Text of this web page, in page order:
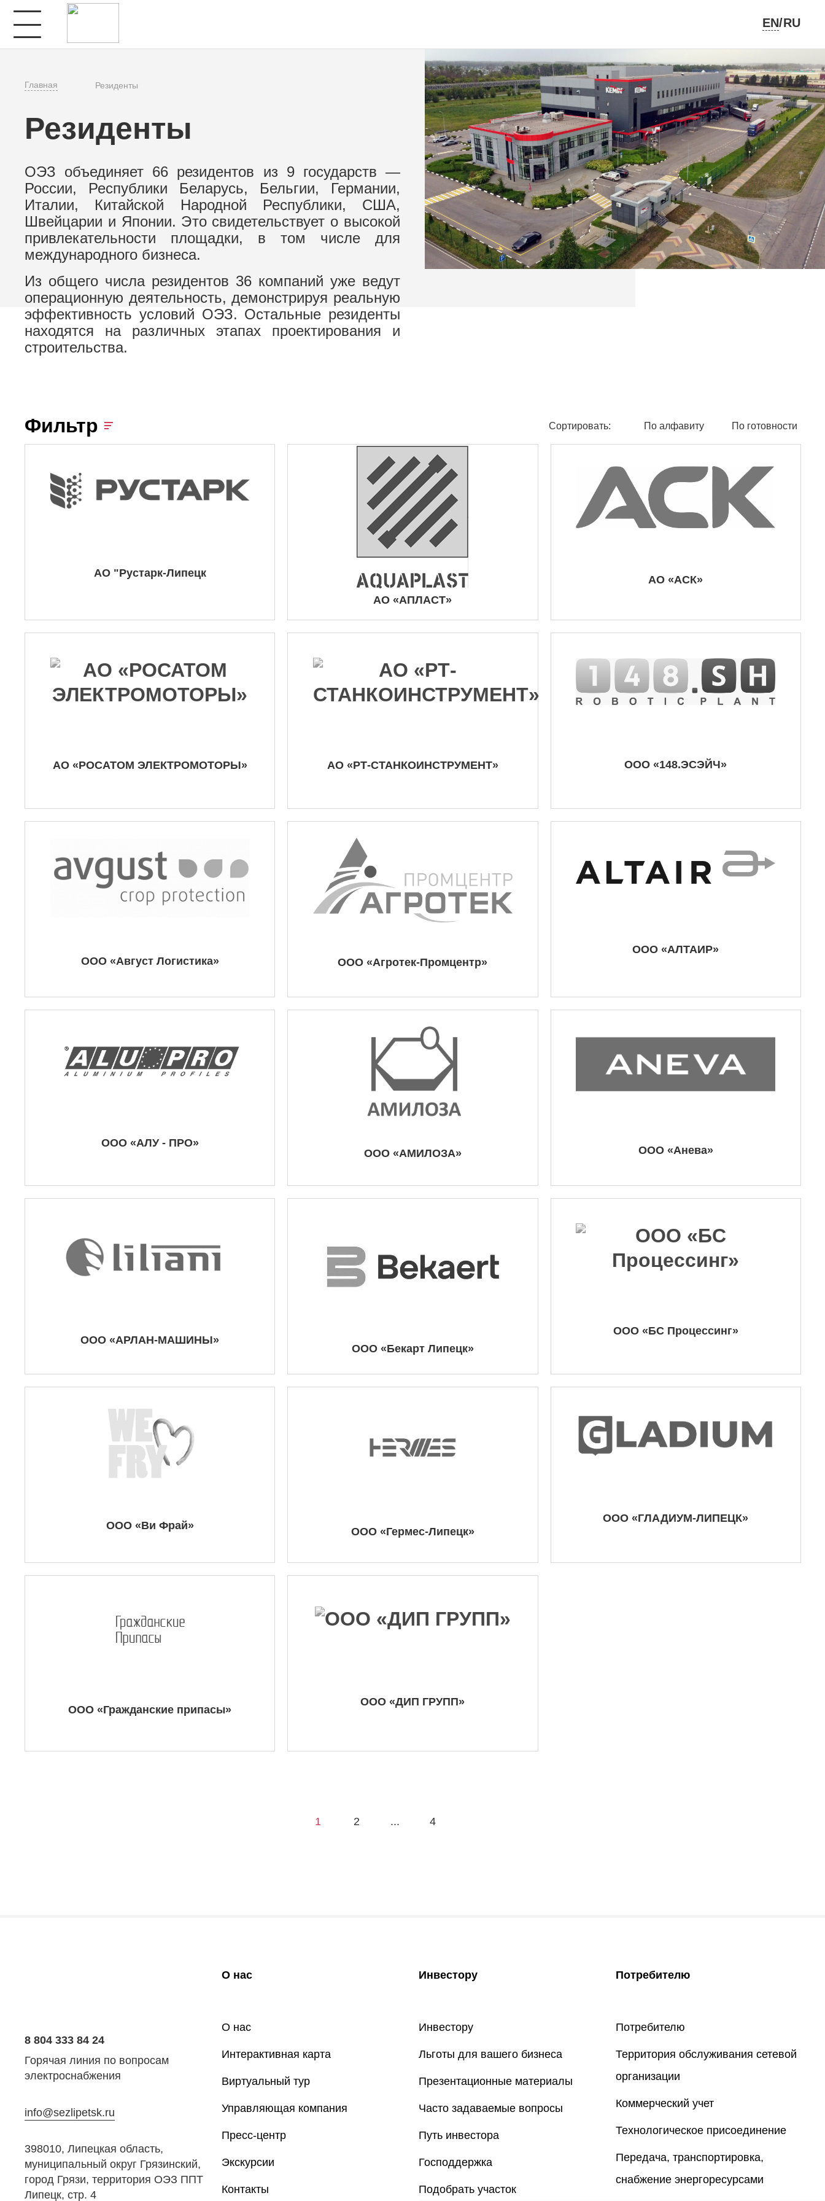
EN/RU
Главная Резиденты
Резиденты
ОЭЗ объединяет 66 резидентов из 9 государств —
России, Республики Беларусь, Бельгии, Германии,
Италии, Китайской Народной Республики, США,
Швейцарии и Японии. Это свидетельствует о высокой
привлекательности площадки, в том числе для
международного бизнеса.
Из общего числа резидентов 36 компаний уже ведут
операционную деятельность, демонстрируя реальную
эффективность условий ОЭЗ. Остальные резиденты
находятся на различных этапах проектирования и
строительства.
Фильтр Сортировать: По алфавиту По готовности
АО "Рустарк-Липецк
АО «АПЛАСТ»
АО «АСК»
АО «РОСАТОМ ЭЛЕКТРОМОТОРЫ» АО «РТ-СТАНКОИНСТРУМЕНТ» ООО «148.ЭСЭЙЧ»
ООО «Август Логистика» ООО «Агротек-Промцентр»
ООО «АЛТАИР»
ООО «АЛУ - ПРО»
ООО «АМИЛОЗА»
ООО «Анева»
ООО «АРЛАН-МАШИНЫ»
ООО «Бекарт Липецк»
ООО «БС Процессинг»
ООО «Ви Фрай» ООО «Гермес-Липецк»
ООО «ГЛАДИУМ-ЛИПЕЦК»
ООО «Гражданские припасы»
ООО «ДИП ГРУПП»
1 2 ... 4
8 804 333 84 24
Горячая линия по вопросам
электроснабжения
info@sezlipetsk.ru
398010, Липецкая область,
муниципальный округ Грязинский,
город Грязи, территория ОЭЗ ППТ
Липецк, стр. 4
О нас
О нас
Интерактивная карта
Виртуальный тур
Управляющая компания
Пресс-центр
Экскурсии
Контакты
Инвестору
Инвестору
Льготы для вашего бизнеса
Презентационные материалы
Часто задаваемые вопросы
Путь инвестора
Господдержка
Подобрать участок
Потребителю
Потребителю
Территория обслуживания сетевой
организации
Коммерческий учет
Технологическое присоединение
Передача, транспортировка,
снабжение энергоресурсами